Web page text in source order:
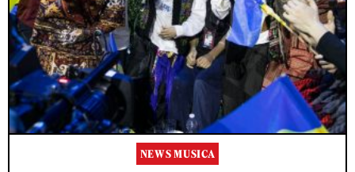
NEWS MUSICA